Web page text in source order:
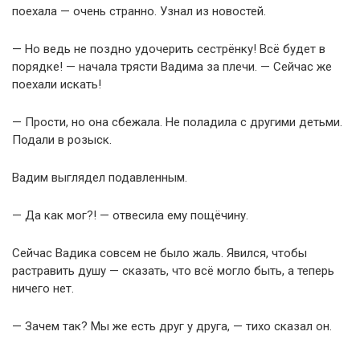
поехала — очень странно. Узнал из новостей.
— Но ведь не поздно удочерить сестрёнку! Всё будет в
порядке! — начала трясти Вадима за плечи. — Сейчас же
поехали искать!
— Прости, но она сбежала. Не поладила с другими детьми.
Подали в розыск.
Вадим выглядел подавленным.
— Да как мог?! — отвесила ему пощёчину.
Сейчас Вадика совсем не было жаль. Явился, чтобы
растравить душу — сказать, что всё могло быть, а теперь
ничего нет.
— Зачем так? Мы же есть друг у друга, — тихо сказал он.